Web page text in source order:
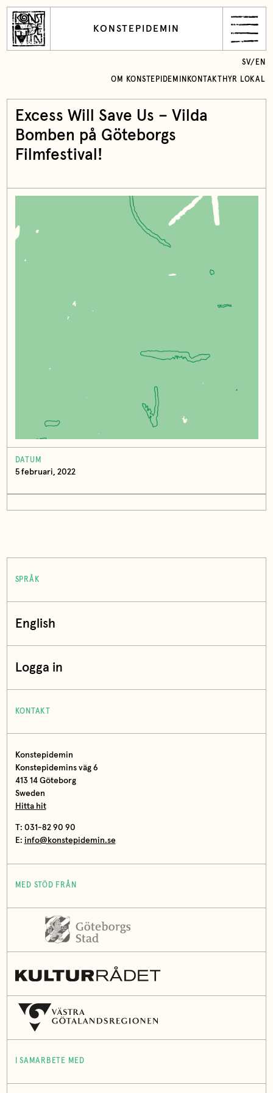
KONSTEPIDEMIN
OM KONSTEPIDEMIN KONTAKT HYR LOKAL
SV/ EN
Excess Will Save Us – Vilda
Bomben på Göteborgs
Filmfestival!
DATUM
5 februari, 2022
SPRÅK
English
Logga in
KONTAKT
Konstepidemin
Konstepidemins väg 6
413 14 Göteborg
Sweden
Hitta hit
T: 031-82 90 90
E: info@konstepidemin.se
MED STÖD FRÅN
I SAMARBETE MED